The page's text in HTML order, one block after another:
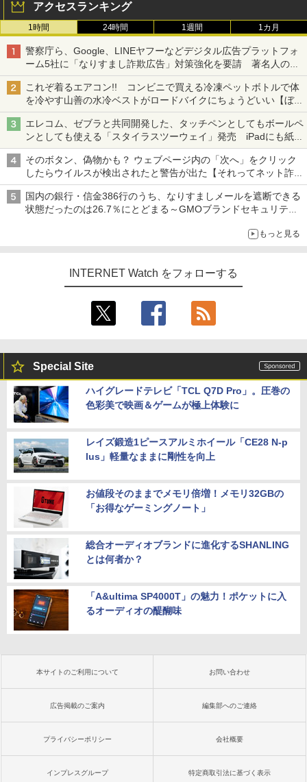
アクセスランキング
1時間 24時間 1週間 1カ月
警察庁ら、Google、LINEヤフーなどデジタル広告プラットフォ
ーム5社に「なりすまし詐欺広告」対策強化を要請 著名人の写
真や映像を使った投資詐欺などへの対策として
これぞ着るエアコン!! コンビニで買える冷凍ペットボトルで体
を冷やす山善の水冷ベストがロードバイクにちょうどいい【ぼっ
ち・ざ・ろーど！その14】【空いた時間でなにしてる？】
エレコム、ゼブラと共同開発した、タッチペンとしてもボールペ
ンとしても使える「スタイラスツーウェイ」発売 iPadにも紙に
も、持ち替えずに書き込める
そのボタン、偽物かも？ ウェブページ内の「次へ」をクリック
したらウイルスが検出されたと警告が出た【それってネット詐欺
ですよ！】
国内の銀行・信金386行のうち、なりすましメールを遮断できる
状態だったのは26.7％にとどまる～GMOブランドセキュリティ
もっと見る
INTERNET Watch をフォローする
Special Site
ハイグレードテレビ「TCL Q7D Pro」。圧巻の
色彩美で映画＆ゲームが極上体験に
レイズ鍛造1ピースアルミホイール「CE28 N-p
lus」軽量なままに剛性を向上
お値段そのままでメモリ倍増！メモリ32GBの
「お得なゲーミングノート」
総合オーディオブランドに進化するSHANLING
とは何者か？
「A&ultima SP4000T」の魅力！ポケットに入
るオーディオの醍醐味
本サイトのご利用について お問い合わせ
広告掲載のご案内 編集部へのご連絡
プライバシーポリシー 会社概要
インプレスグループ 特定商取引法に基づく表示